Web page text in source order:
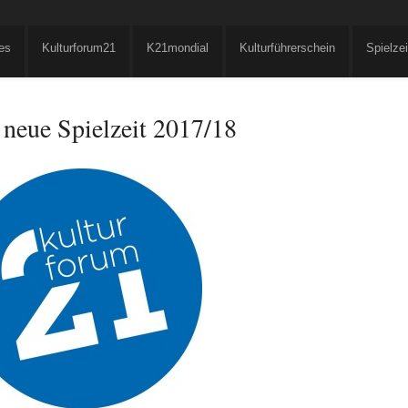
Kulturforum21 K21mondial Kulturführerschein
Spielzeit 2017/18